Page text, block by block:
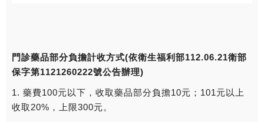
門診藥品部分負擔計收方式(依衛生福利部112.06.21衛部
保字第1121260222號公告辦理)
1. 藥費100元以下，收取藥品部分負擔10元；101元以上
收取20%，上限300元。